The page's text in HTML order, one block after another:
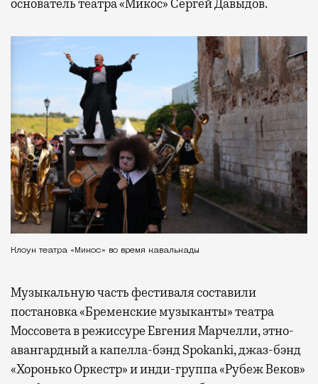
основатель театра «Микос» Сергей Давыдов.
Клоун театра «Микос» во время кавалькады
Музыкальную часть фестиваля составили
постановка «Бременские музыканты» театра
Моссовета в режиссуре Евгения Марчелли, этно-
авангардный а капелла-бэнд Spokanki, джаз-бэнд
«Хоронько Оркестр» и инди-группа «Рубеж Веков»